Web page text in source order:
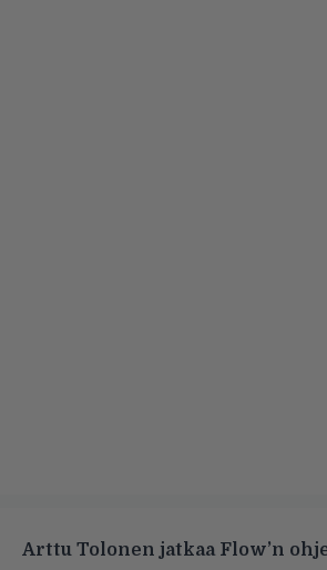
Arttu Tolonen jatkaa Flow’n